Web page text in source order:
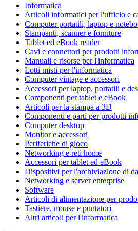
Informatica
Articoli informatici per l'ufficio e
Computer portatili, laptop e
Stampanti, scanner e forniture
Tablet ed eBook reader
Cavi e connettori per prodotti
Manuali e risorse per l'informatica
Lotti misti per l'informatica
Computer vintage e accessori
Accessori per laptop, portatili e
Componenti per tablet e eBook
Articoli per la stampa a 3D
Componenti e parti per prodotti
Computer desktop
Monitor e accessori
Periferiche di gioco
Networking e reti home
Accessori per tablet ed eBook
Dispositivi per l'archiviazione di
Networking e server enterprise
Software
Articoli di alimentazione per
Tastiere, mouse e puntatori
Altri articoli per l'informatica